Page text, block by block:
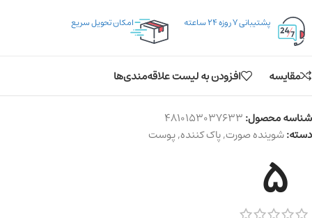
پشتیبانی ۷ روزه ۲۴ ساعته امکان تحویل سریع
مقایسه افزودن به لیست علاقه‌مندی‌ها
شناسه محصول:4810153037633
دسته:شوینده صورت,پاک کننده,پوست
5